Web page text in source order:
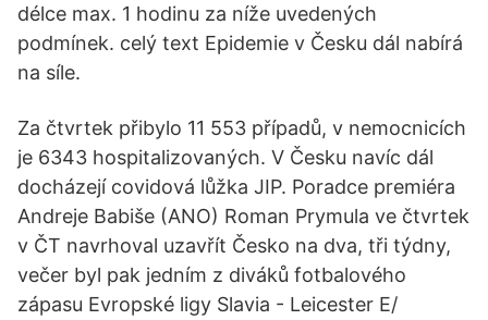
délce max. 1 hodinu za níže uvedených
podmínek. celý text Epidemie v Česku dál nabírá
na síle.
Za čtvrtek přibylo 11 553 případů, v nemocnicích
je 6343 hospitalizovaných. V Česku navíc dál
docházejí covidová lůžka JIP. Poradce premiéra
Andreje Babiše (ANO) Roman Prymula ve čtvrtek
v ČT navrhoval uzavřít Česko na dva, tři týdny,
večer byl pak jedním z diváků fotbalového
zápasu Evropské ligy Slavia - Leicester E/